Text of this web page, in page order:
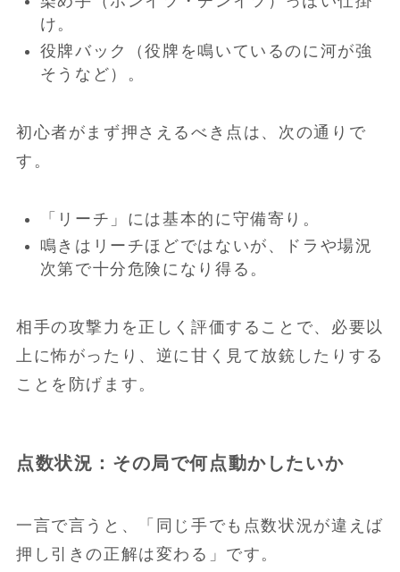
け。
役牌バック（役牌を鳴いているのに河が強
そうなど）。
初心者がまず押さえるべき点は、次の通りで
す。
「リーチ」には基本的に守備寄り。
鳴きはリーチほどではないが、ドラや場況
次第で十分危険になり得る。
相手の攻撃力を正しく評価することで、必要以
上に怖がったり、逆に甘く見て放銃したりする
ことを防げます。
点数状況：その局で何点動かしたいか
一言で言うと、「同じ手でも点数状況が違えば
押し引きの正解は変わる」です。